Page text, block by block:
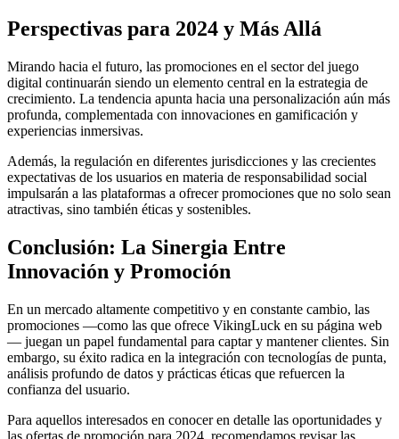
Perspectivas para 2024 y Más Allá
Mirando hacia el futuro, las promociones en el sector del juego
digital continuarán siendo un elemento central en la estrategia de
crecimiento. La tendencia apunta hacia una personalización aún más
profunda, complementada con innovaciones en gamificación y
experiencias inmersivas.
Además, la regulación en diferentes jurisdicciones y las crecientes
expectativas de los usuarios en materia de responsabilidad social
impulsarán a las plataformas a ofrecer promociones que no solo sean
atractivas, sino también éticas y sostenibles.
Conclusión: La Sinergia Entre
Innovación y Promoción
En un mercado altamente competitivo y en constante cambio, las
promociones —como las que ofrece VikingLuck en su página web
— juegan un papel fundamental para captar y mantener clientes. Sin
embargo, su éxito radica en la integración con tecnologías de punta,
análisis profundo de datos y prácticas éticas que refuercen la
confianza del usuario.
Para aquellos interesados en conocer en detalle las oportunidades y
las ofertas de promoción para 2024, recomendamos revisar las